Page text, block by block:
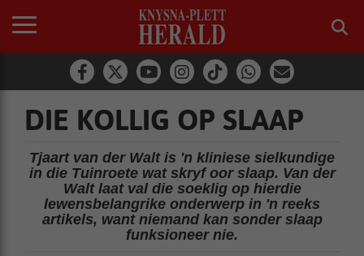
DIE KOLLIG OP SLAAP
Tjaart van der Walt is 'n kliniese sielkundige
in die Tuinroete wat skryf oor slaap. Van der
Walt laat val die soeklig op hierdie
lewensbelangrike onderwerp in 'n reeks
artikels, want niemand kan sonder slaap
funksioneer nie.